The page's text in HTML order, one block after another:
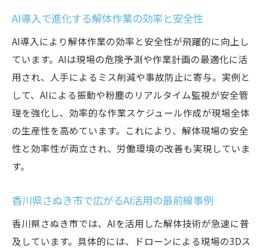
AI導入で進化する解体作業の効率と安全性
AI導入により解体作業の効率と安全性が飛躍的に向上し
ています。AIは現場の危険予測や作業計画の最適化に活
用され、人手によるミス削減や事故防止に寄与。実例と
して、AIによる振動や粉塵のリアルタイム監視が安全管
理を強化し、効率的な作業スケジュール作成が現場全体
の生産性を高めています。これにより、解体現場の安全
性と効率性が両立され、労働環境の改善も実現していま
す。
香川県さぬき市で広がるAI活用の最前線事例
香川県さぬき市では、AIを活用した解体技術が急速に普
及しています。具体的には、ドローンによる現場の3Dス